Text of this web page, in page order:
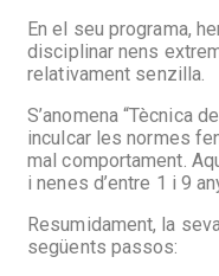
En el seu programa,
disciplinar nens
relativament senzilla.
S’anomena “Tècnica
inculcar les normes
mal comportament.
i nenes d’entre 1 i 9
Resumidament, la
següents passos: